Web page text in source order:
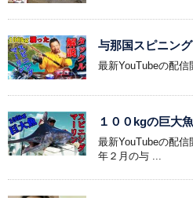
与那国スピニン
最新YouTubeの配
１００kgの巨大
最新YouTubeの配
年２月の与 ...